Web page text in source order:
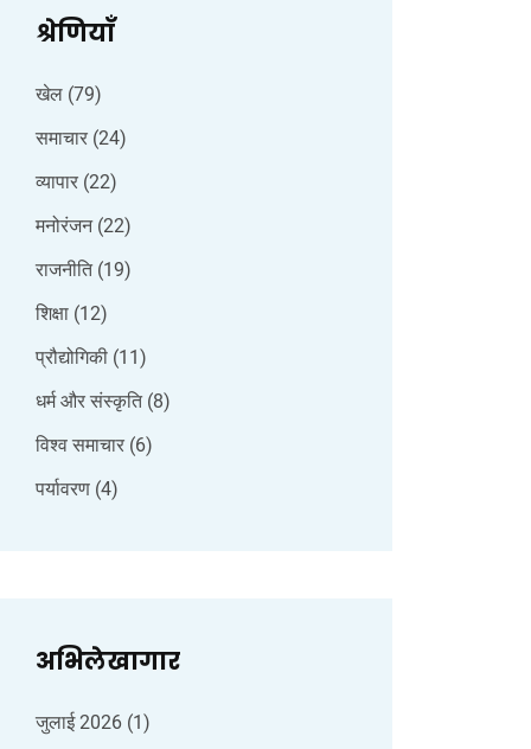
श्रेणियाँ
खेल (79)
समाचार (24)
व्यापार (22)
मनोरंजन (22)
राजनीति (19)
शिक्षा (12)
प्रौद्योगिकी (11)
धर्म और संस्कृति (8)
विश्व समाचार (6)
पर्यावरण (4)
अभिलेखागार
जुलाई 2026 (1)